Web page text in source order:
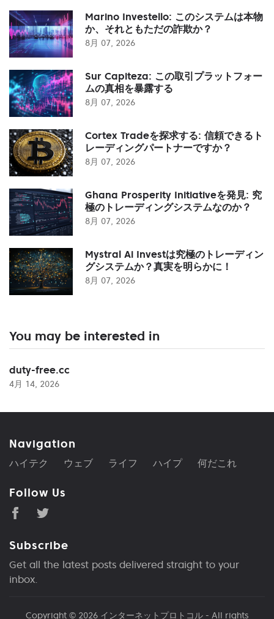
Marino Investello: このシステムは本物
か、それともただの詐欺か？
8月 07, 2026
Sur Capiteza: この取引プラットフォー
ムの真相を暴露する
8月 07, 2026
Cortex Tradeを探求する: 信頼できるト
レーディングパートナーですか？
8月 07, 2026
Ghana Prosperity Initiativeを発見: 究
極のトレーディングシステムなのか？
8月 07, 2026
Mystral Ai Investは究極のトレーディン
グシステムか？真実を明らかに！
8月 07, 2026
You may be interested in
duty-free.cc
4月 14, 2026
Navigation
ハイテク ウェブ ライフ ハイプ 何だこれ
Follow Us
Subscribe
Get all the latest posts delivered straight to your
inbox.
Copyright © 2026 インターネットプロトコル- All rights